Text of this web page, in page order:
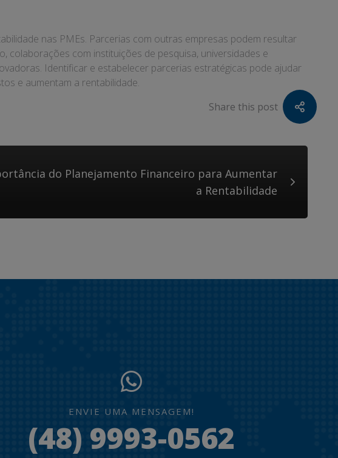
nas PMEs. Parcerias com outras empresas podem resultar
colaborações com instituições de pesquisa, universidades e
Identificar e estabelecer parcerias estratégicas pode ajudar
e aumentam a rentabilidade.
Share this post
do Planejamento Financeiro para Aumentar
a Rentabilidade
ENVIE UMA MENSAGEM!
(48) 9993-0562